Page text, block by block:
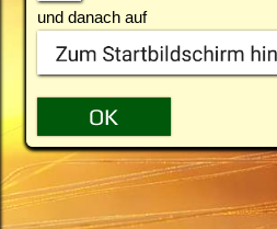
und danach auf